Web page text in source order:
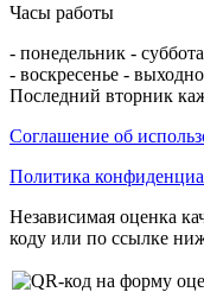
Часы работы
- понедельник -
- воскресенье -
Последний вторник
Соглашение об
Политика
Независимая оценка
коду или по ссылке